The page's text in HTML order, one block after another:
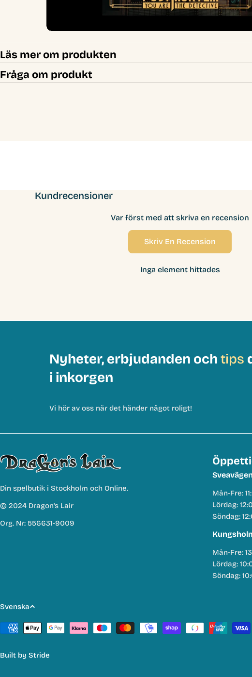
Läs mer om produkten
Fråga om produkt
Kundrecensioner
Var först med att skriva en recension
Skriv En Recension
Inga element hittades
Nyheter, erbjudanden och tips
i inkorgen
Vi hör av oss när det händer något roligt!
Din spelbutik i Stockholm och Online.
© 2024 Dragon's Lair
Org. Nr: 556631-9009
Mån-Fre:
Lördag:
Söndag:
Mån-Fre:
Lördag:
Söndag:
S
p
r
Svenska
Betalmetoder
Built by Stride